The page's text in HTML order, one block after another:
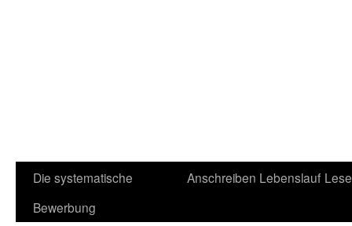
Die systematische
Bewerbung
Anschreiben Lebenslauf